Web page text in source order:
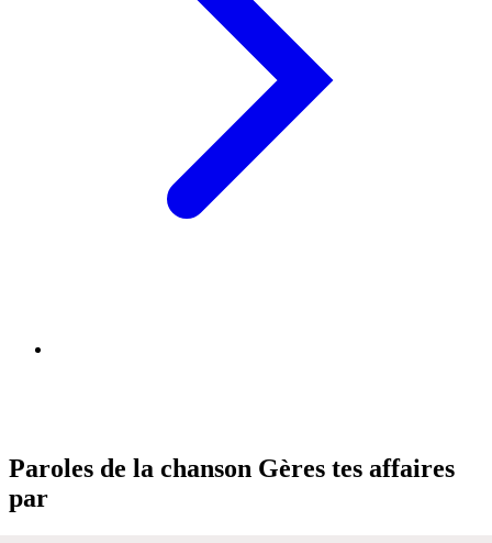
Paroles de la chanson Gères tes affaires
par